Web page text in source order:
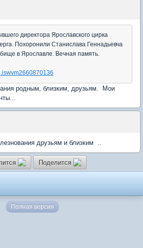
директора Ярославского цирка
Похоронили Станислава Геннадьевча
в Ярославле. Вечная память.
родным, близким, друзьям. Мои
друзьям и близким ..
Поделится
Полная версия